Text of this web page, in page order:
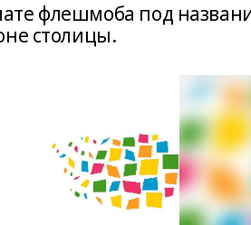
флешмоба под
столицы.